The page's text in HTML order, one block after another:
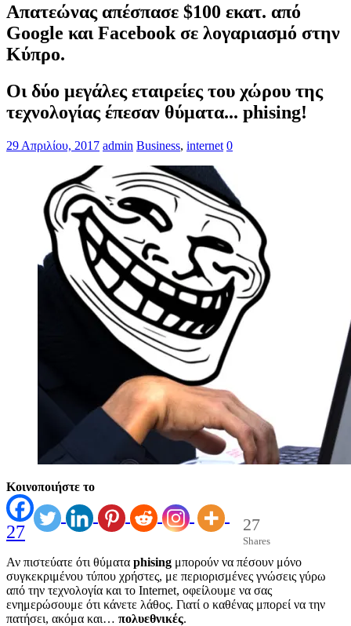
Απατεώνας απέσπασε $100 εκατ. από
Google και Facebook σε λογαριασμό στην
Κύπρο.
Οι δύο μεγάλες εταιρείες του χώρου της
τεχνολογίας έπεσαν θύματα... phising!
29 Απριλίου, 2017 admin Business, internet 0
Κοινοποιήστε το
27 27
Shares
Αν πιστεύατε ότι θύματα phising μπορούν να πέσουν μόνο
συγκεκριμένου τύπου χρήστες, με περιορισμένες γνώσεις γύρω
από την τεχνολογία και το Internet, οφείλουμε να σας
ενημερώσουμε ότι κάνετε λάθος. Γιατί ο καθένας μπορεί να την
πατήσει, ακόμα και… πολυεθνικές.